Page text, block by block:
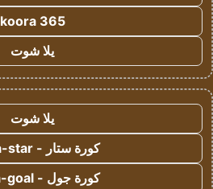
koora 365
يلا شوت
يلا شوت
كورة ستار - koora-star
كورة جول - koora-goal